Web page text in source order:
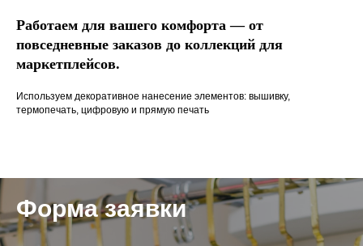
Работаем для вашего комфорта — от
повседневные заказов до коллекций для
маркетплейсов.
Используем декоративное нанесение элементов: вышивку,
термопечать, цифровую и прямую печать
Форма заявки